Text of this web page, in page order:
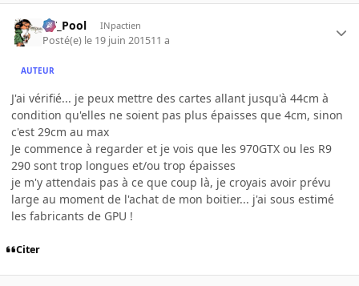
DT_Pool INpactien
Posté(e) le 19 juin 201511 a
AUTEUR
J'ai vérifié... je peux mettre des cartes allant jusqu'à 44cm à
condition qu'elles ne soient pas plus épaisses que 4cm, sinon
c'est 29cm au max
Je commence à regarder et je vois que les 970GTX ou les R9
290 sont trop longues et/ou trop épaisses
je m'y attendais pas à ce que coup là, je croyais avoir prévu
large au moment de l'achat de mon boitier... j'ai sous estimé
les fabricants de GPU !
Citer